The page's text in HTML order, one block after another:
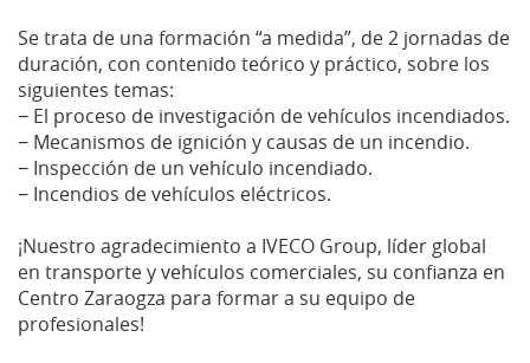
Se trata de una formación “a medida”, de 2 jornadas de
duración, con contenido teórico y práctico, sobre los
siguientes temas:
− El proceso de investigación de vehículos incendiados.
− Mecanismos de ignición y causas de un incendio.
− Inspección de un vehículo incendiado.
− Incendios de vehículos eléctricos.
¡Nuestro agradecimiento a IVECO Group, líder global
en transporte y vehículos comerciales, su confianza en
Centro Zaraogza para formar a su equipo de
profesionales!